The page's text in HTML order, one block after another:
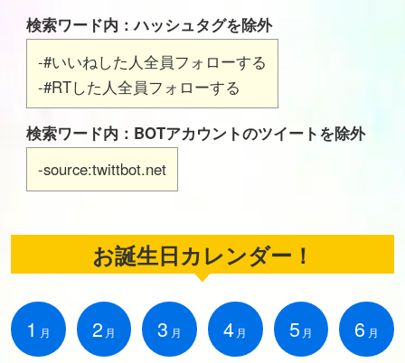
検索ワード内：ハッシュタグを除外
-#いいねした人全員フォローする
-#RTした人全員フォローする
検索ワード内：BOTアカウントのツイートを除外
-source:twittbot.net
お誕生日カレンダー！
1 月 2 月 3 月 4 月 5 月 6 月